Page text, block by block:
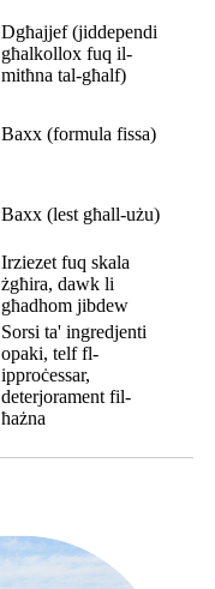
Dgħajjef (jiddependi
għalkollox fuq il-
mitħna tal-għalf)
Baxx (formula fissa)
Baxx (lest għall-użu)
Irziezet fuq skala
żgħira, dawk li
għadhom jibdew
Sorsi ta' ingredjenti
opaki, telf fl-
ipproċessar,
deterjorament fil-
ħażna